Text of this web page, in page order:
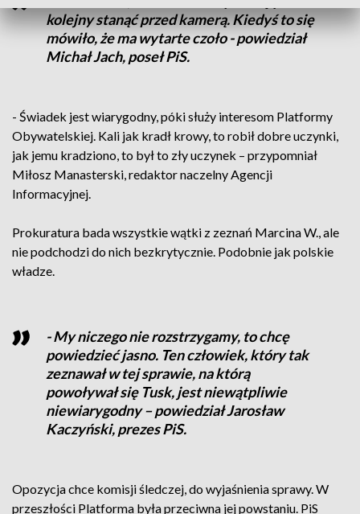
kolejny stanąć przed kamerą. Kiedyś to się
mówiło, że ma wytarte czoło - powiedział
Michał Jach, poseł PiS.
- Świadek jest wiarygodny, póki służy interesom Platformy
Obywatelskiej. Kali jak kradł krowy, to robił dobre uczynki,
jak jemu kradziono, to był to zły uczynek – przypomniał
Miłosz Manasterski, redaktor naczelny Agencji
Informacyjnej.
Prokuratura bada wszystkie wątki z zeznań Marcina W., ale
nie podchodzi do nich bezkrytycznie. Podobnie jak polskie
władze.
- My niczego nie rozstrzygamy, to chcę
powiedzieć jasno. Ten człowiek, który tak
zeznawał w tej sprawie, na którą
powoływał się Tusk, jest niewątpliwie
niewiarygodny – powiedział Jarosław
Kaczyński, prezes PiS.
Opozycja chce komisji śledczej, do wyjaśnienia sprawy. W
przeszłości Platforma była przeciwna jej powstaniu. PiS